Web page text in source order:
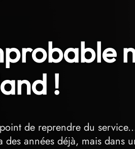
!
de reprendre du
années déjà, mais dans